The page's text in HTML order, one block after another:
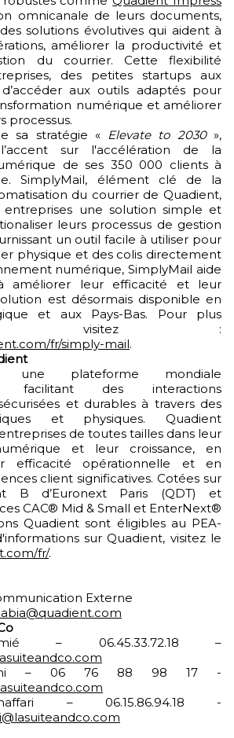
omnicanale de leurs documents,
solutions évolutives qui aident à
améliorer la productivité et
du courrier. Cette flexibilité
des petites startups aux
aux outils adaptés pour
numérique et améliorer
processus.
sa stratégie « Elevate to 2030»,
sur l'accélération de la
de ses 350 000 clients à
SimplyMail, élément clé de la
du courrier de Quadient,
une solution simple et
leurs processus de gestion
un outil facile à utiliser pour
physique et des colis directement
numérique, SimplyMail aide
améliorer leur efficacité et leur
est désormais disponible en
et aux Pays-Bas. Pour plus
visitez :
fr/simply-mail.
une plateforme mondiale
facilitant des interactions
et durables à travers des
et physiques. Quadient
de toutes tailles dans leur
et leur croissance, en
efficacité opérationnelle et en
client significatives. Cotées sur
B d’Euronext Paris (QDT) et
CAC® Mid & Small et EnterNext®
Quadient sont éligibles au PEA-
sur Quadient, visitez le
fr/.
Externe
– 06.45.33.72.18 –
– 06 76 88 98 17 -
– 06.15.86.94.18 -